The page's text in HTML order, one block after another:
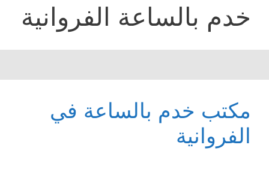
خدم بالساعة الفروانية
مكتب خدم بالساعة في
الفروانية